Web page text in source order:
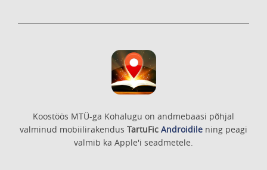
Koostöös MTÜ-ga Kohalugu on andmebaasi põhjal
valminud mobiilirakendus TartuFic Androidile ning peagi
valmib ka Apple'i seadmetele.